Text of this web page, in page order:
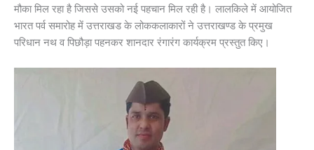
मौका मिल रहा है जिससे उसको नई पहचान मिल रही है। लालकिले में आयोजित
भारत पर्व समारोह में उत्तराखड के लोककलाकारों ने उत्तराखण्ड के प्रमुख
परिधान नथ व पिछौड़ा पहनकर शानदार रंगारंग कार्यक्रम प्रस्तुत किए।